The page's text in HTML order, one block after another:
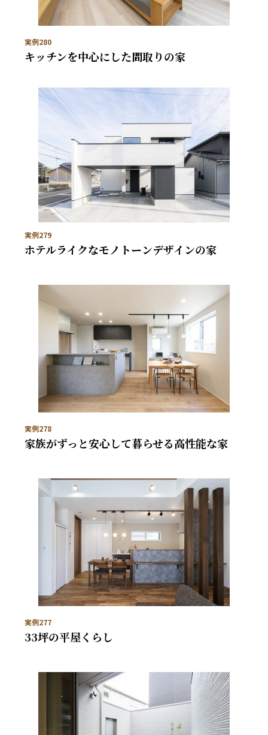
実例280
キッチンを中心にした間取りの家
実例279
ホテルライクなモノトーンデザインの家
実例278
家族がずっと安心して暮らせる高性能な家
実例277
33坪の平屋くらし